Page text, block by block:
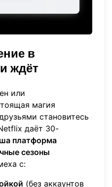
в
ждёт
или
магия
становитесь
даёт 30-
платформа
сезоны
с:
(без аккаунтов